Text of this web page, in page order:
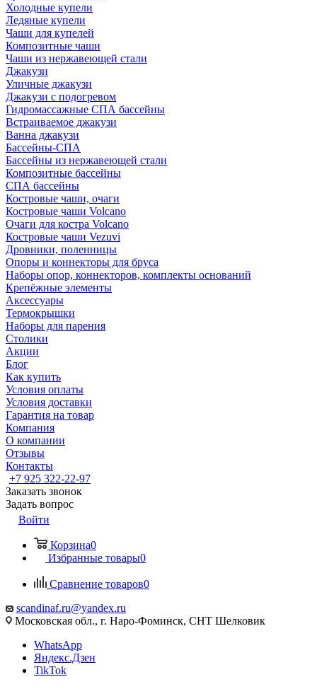
Холодные купели
Ледяные купели
Чаши для купелей
Композитные чаши
Чаши из нержавеющей стали
Джакузи
Уличные джакузи
Джакузи с подогревом
Гидромассажные СПА бассейны
Встраиваемое джакузи
Ванна джакузи
Бассейны-СПА
Бассейны из нержавеющей стали
Композитные бассейны
СПА бассейны
Костровые чаши, очаги
Костровые чаши Volcano
Очаги для костра Volcano
Костровые чаши Vezuvi
Дровники, поленницы
Опоры и коннекторы для бруса
Наборы опор, коннекторов, комплекты оснований
Крепёжные элементы
Аксессуары
Термокрышки
Наборы для парения
Столики
Акции
Блог
Как купить
Условия оплаты
Условия доставки
Гарантия на товар
Компания
О компании
Отзывы
Контакты
+7 925 322-22-97
Заказать звонок
Задать вопрос
Войти
Корзина0
Избранные товары0
Сравнение товаров0
scandinaf.ru@yandex.ru
Московская обл., г. Наро-Фоминск, СНТ Шелковик
WhatsApp
Яндекс.Дзен
TikTok